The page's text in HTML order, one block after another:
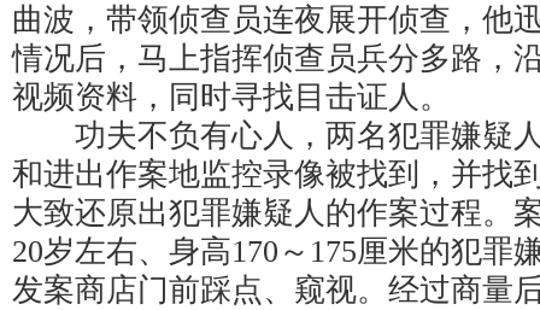
曲波，带领侦查员连夜展开侦查，他
情况后，马上指挥侦查员兵分多路，
视频资料，同时寻找目击证人。
功夫不负有心人，两名犯罪嫌疑
和进出作案地监控录像被找到，并找
大致还原出犯罪嫌疑人的作案过程。
20岁左右、身高170～175厘米的犯罪
发案商店门前踩点、窥视。经过商量